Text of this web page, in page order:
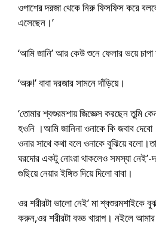
ওপাশের দরজা থেকে নিরু ফিসফিস করে
এসেছেন।’
‘আমি জানি’ আর কেউ শুনে ফেলার ভয়ে
‘অরু!’ বাবা দরজার সামনে দাঁড়িয়ে।
‘তোমার শ্বশুরমশায় জিজ্ঞেস করছেন তুমি
হওনি ।আমি জানিনা ওনাকে কি জবাব
ওনার সাথে কথা বলে ওনাকে বুঝিয়ে
ঘরদোর একটু নোংরা থাকলেও সমস্যা
গুছিয়ে নেয়ার ইঙ্গিত দিয়ে দিলো বাবা।
ওর শরীরটা ভালো নেই’ মা শ্বশুরমশাইকে বুঝ
করুন,ওর শরীরটা বড্ড খারাপ। নইলে